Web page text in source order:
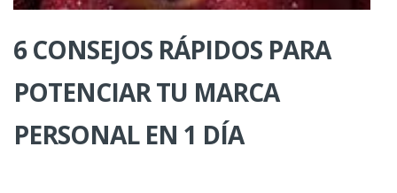
6 CONSEJOS RÁPIDOS PARA
POTENCIAR TU MARCA
PERSONAL EN 1 DÍA